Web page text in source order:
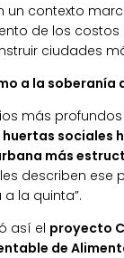
un contexto
de los
ciudades
a la soberanía
más
sociales
más
describen ese
la quinta”.
así el proyecto
de